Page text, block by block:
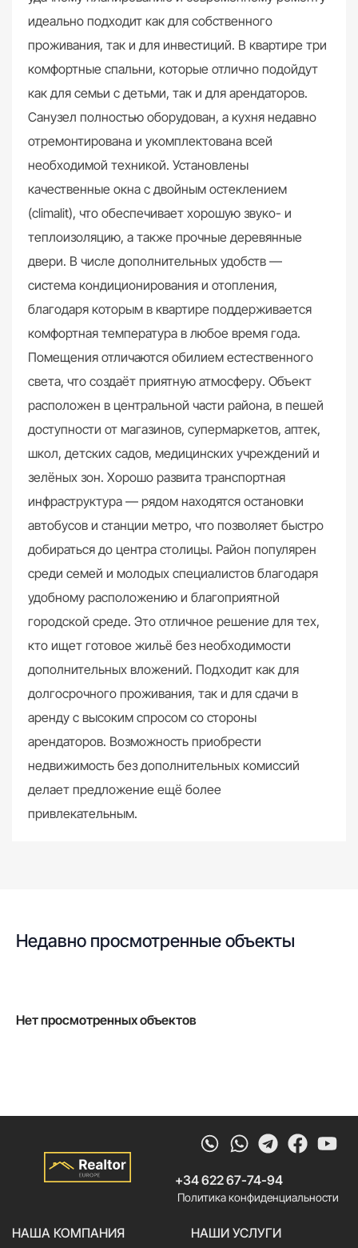
идеально подходит как для собственного
проживания, так и для инвестиций. В квартире три
комфортные спальни, которые отлично подойдут
как для семьи с детьми, так и для арендаторов.
Санузел полностью оборудован, а кухня недавно
отремонтирована и укомплектована всей
необходимой техникой. Установлены
качественные окна с двойным остеклением
(climalit), что обеспечивает хорошую звуко- и
теплоизоляцию, а также прочные деревянные
двери. В числе дополнительных удобств —
система кондиционирования и отопления,
благодаря которым в квартире поддерживается
комфортная температура в любое время года.
Помещения отличаются обилием естественного
света, что создаёт приятную атмосферу. Объект
расположен в центральной части района, в пешей
доступности от магазинов, супермаркетов, аптек,
школ, детских садов, медицинских учреждений и
зелёных зон. Хорошо развита транспортная
инфраструктура — рядом находятся остановки
автобусов и станции метро, что позволяет быстро
добираться до центра столицы. Район популярен
среди семей и молодых специалистов благодаря
удобному расположению и благоприятной
городской среде. Это отличное решение для тех,
кто ищет готовое жильё без необходимости
дополнительных вложений. Подходит как для
долгосрочного проживания, так и для сдачи в
аренду с высоким спросом со стороны
арендаторов. Возможность приобрести
недвижимость без дополнительных комиссий
делает предложение ещё более
привлекательным.
Недавно просмотренные объекты
Нет просмотренных объектов
Whatsapp
Telegram
+34 622 67-74-94
Политика конфиденциальности
НАША КОМПАНИЯ НАШИ УСЛУГИ